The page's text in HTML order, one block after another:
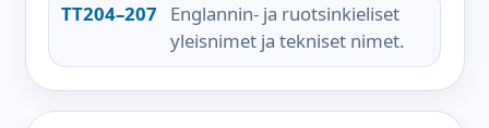
TT204–207
Englannin- ja ruotsinkieliset
yleisnimet ja tekniset nimet.